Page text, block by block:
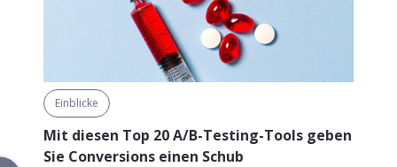
Einblicke
Mit diesen Top 20 A/B-Testing-Tools geben
Sie Conversions einen Schub